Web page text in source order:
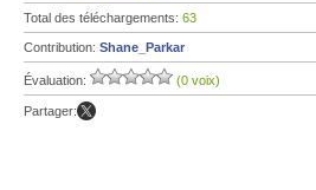
Total des téléchargements: 63
Contribution: Shane_Parkar
Évaluation: (0 voix)
Partager: